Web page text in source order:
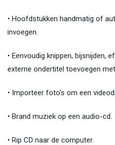
• Hoofdstukken handmatig of
invoegen.
• Eenvoudig knippen, bijsnijden,
externe ondertitel toevoegen
• Importeer foto's om een
• Brand muziek op een audio-cd.
• Rip CD naar de computer.